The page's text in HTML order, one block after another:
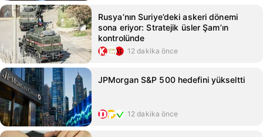
Rusya’nın Suriye’deki askeri dönemi
sona eriyor: Stratejik üsler Şam’ın
kontrolünde
12 dakika önce
JPMorgan S&P 500 hedefini yükseltti
12 dakika önce